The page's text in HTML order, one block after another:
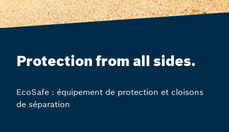
Protection from all sides.
EcoSafe : équipement de protection et cloisons
de séparation